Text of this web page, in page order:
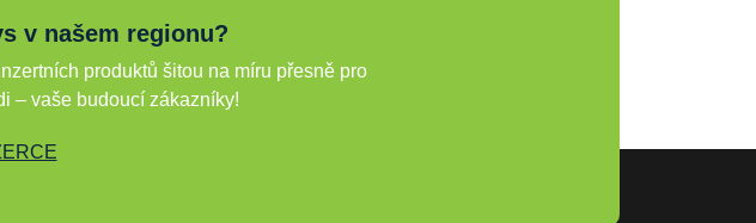
v našem regionu?
produktů šitou na míru přesně pro
– vaše budoucí zákazníky!